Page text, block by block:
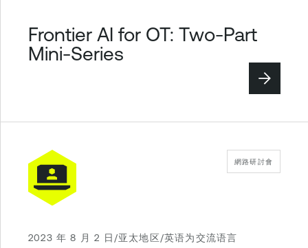
Frontier AI for OT: Two-Part
Mini-Series
網路研討會
2023 年 8 月 2 日/亚太地区/英语为交流语言